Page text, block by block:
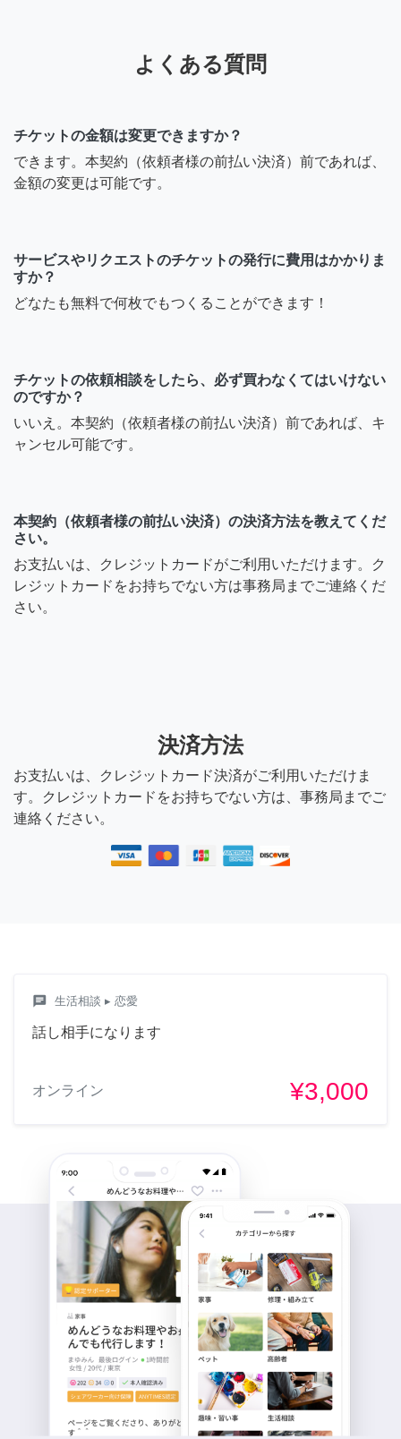
よくある質問
チケットの金額は変更できますか？
できます。本契約（依頼者様の前払い決済）前であれば、
金額の変更は可能です。
サービスやリクエストのチケットの発行に費用はかかりま
すか？
どなたも無料で何枚でもつくることができます！
チケットの依頼相談をしたら、必ず買わなくてはいけない
のですか？
いいえ。本契約（依頼者様の前払い決済）前であれば、キ
ャンセル可能です。
本契約（依頼者様の前払い決済）の決済方法を教えてくだ
さい。
お支払いは、クレジットカードがご利用いただけます。ク
レジットカードをお持ちでない方は事務局までご連絡くだ
さい。
決済方法
お支払いは、クレジットカード決済がご利用いただけま
す。クレジットカードをお持ちでない方は、事務局までご
連絡ください。
chat 生活相談 ▸ 恋愛
話し相手になります
オンライン ¥3,000